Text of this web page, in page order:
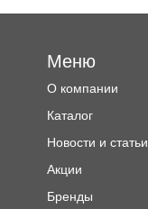
Меню
О компании
Каталог
Новости и статьи
Акции
Бренды